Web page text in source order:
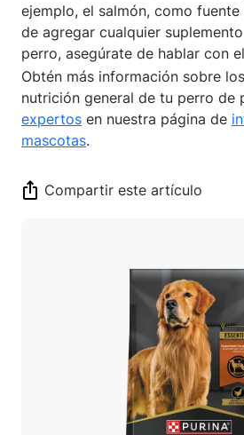
ejemplo, el salmón, como
de agregar cualquier
perro, asegúrate de hablar con
Obtén más información sobre
nutrición general de tu perro de
expertos en nuestra página de
mascotas.
Compartir este artículo